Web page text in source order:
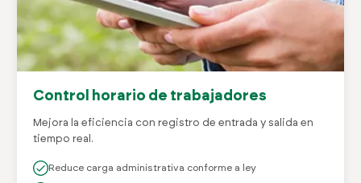
Control horario de trabajadores
Mejora la eficiencia con registro de entrada y salida en
tiempo real.
Reduce carga administrativa conforme a ley